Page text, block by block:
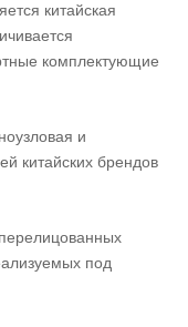
китайская
комплектующие
и
китайских брендов
под